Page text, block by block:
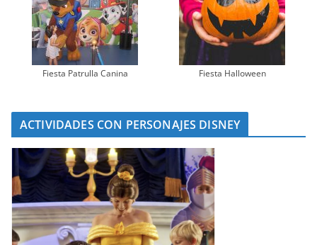
Fiesta Patrulla Canina Fiesta Halloween
ACTIVIDADES CON PERSONAJES DISNEY